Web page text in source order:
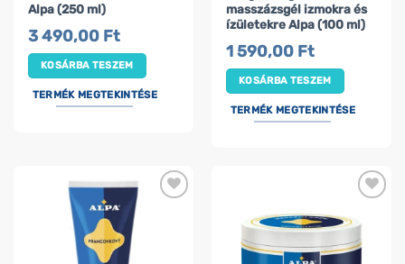
Alpa (250 ml)
3 490,00 Ft
KOSÁRBA TESZEM
TERMÉK MEGTEKINTÉSE
masszázsgél izmokra és
ízületekre Alpa (100 ml)
1 590,00 Ft
KOSÁRBA TESZEM
TERMÉK MEGTEKINTÉSE